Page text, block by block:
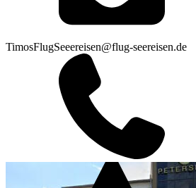
TimosFlugSeeereisen@flug-seereisen.de